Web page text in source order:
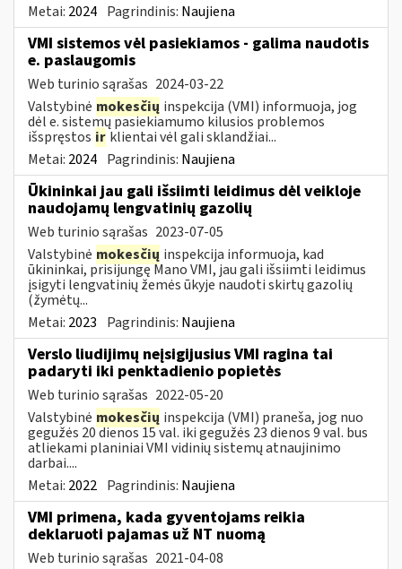
Metai: 2024 Pagrindinis: Naujiena
VMI sistemos vėl pasiekiamos - galima naudotis
e. paslaugomis
Web turinio sąrašas 2024-03-22
Valstybinė mokesčių inspekcija (VMI) informuoja, jog
dėl e. sistemų pasiekiamumo kilusios problemos
išspręstos ir klientai vėl gali sklandžiai...
Metai: 2024 Pagrindinis: Naujiena
Ūkininkai jau gali išsiimti leidimus dėl veikloje
naudojamų lengvatinių gazolių
Web turinio sąrašas 2023-07-05
Valstybinė mokesčių inspekcija informuoja, kad
ūkininkai, prisijungę Mano VMI, jau gali išsiimti leidimus
įsigyti lengvatinių žemės ūkyje naudoti skirtų gazolių
(žymėtų...
Metai: 2023 Pagrindinis: Naujiena
Verslo liudijimų neįsigijusius VMI ragina tai
padaryti iki penktadienio popietės
Web turinio sąrašas 2022-05-20
Valstybinė mokesčių inspekcija (VMI) praneša, jog nuo
gegužės 20 dienos 15 val. iki gegužės 23 dienos 9 val. bus
atliekami planiniai VMI vidinių sistemų atnaujinimo
darbai....
Metai: 2022 Pagrindinis: Naujiena
VMI primena, kada gyventojams reikia
deklaruoti pajamas už NT nuomą
Web turinio sąrašas 2021-04-08